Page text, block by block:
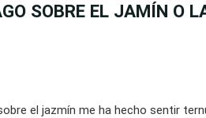
SOBRE EL JAMÍN O
el jazmín me ha hecho sentir